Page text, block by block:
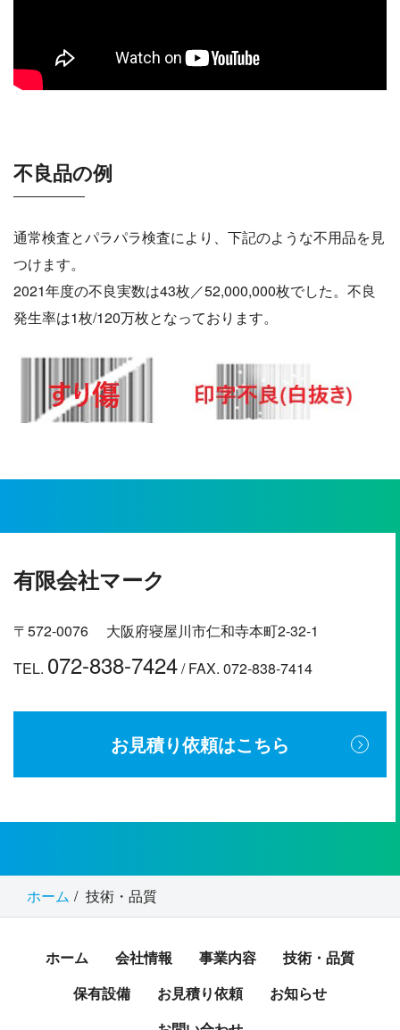
不良品の例
通常検査とパラパラ検査により、下記のような不用品を見
つけます。
2021年度の不良実数は43枚／52,000,000枚でした。不良
発生率は1枚/120万枚となっております。
有限会社マーク
〒572-0076 大阪府寝屋川市仁和寺本町2-32-1
TEL. 072-838-7424/ FAX. 072-838-7414
お見積り依頼はこちら
ホーム 技術・品質
ホーム 会社情報 事業内容
技術・品質
保有設備
お見積り依頼
お知らせ